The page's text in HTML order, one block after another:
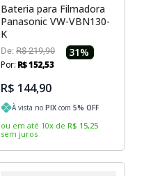
Bateria para Filmadora
Panasonic VW-VBN130-
K
De: R$ 219,90 31%
Por: R$152,53
R$ 144,90
À vista no PIX com 5% OFF
ou em até 10x de R$ 15,25
sem juros